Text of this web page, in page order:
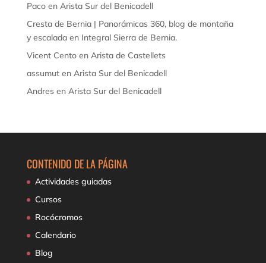
Pacoen Arista Sur del Benicadell
Cresta de Bernia | Panorámicas 360, blog de montaña
y escaladaen Integral Sierra de Bernia.
Vicent Centoen Arista de Castellets
assumuten Arista Sur del Benicadell
Andresen Arista Sur del Benicadell
CONTENIDO DE LA PÁGINA
Actividades guiadas
Cursos
Rocócromos
Calendario
Blog